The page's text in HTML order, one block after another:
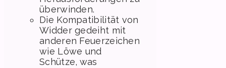
überwinden.
Die Kompatibilität von
Widder gedeiht mit
anderen Feuerzeichen
wie Löwe und
Schütze, was